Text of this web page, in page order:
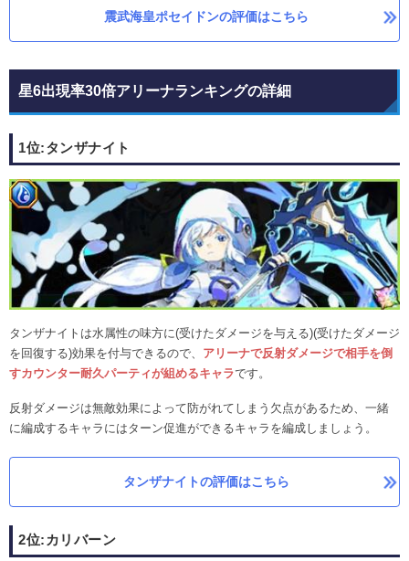
震武海皇ポセイドンの評価はこちら
星6出現率30倍アリーナランキングの詳細
1位:タンザナイト
タンザナイトは水属性の味方に(受けたダメージを与える)(受けたダメージ
を回復する)効果を付与できるので、 アリーナで反射ダメージで相手を倒
すカウンター耐久パーティが組めるキャラです。
反射ダメージは無敵効果によって防がれてしまう欠点があるため、一緒
に編成するキャラにはターン促進ができるキャラを編成しましょう。
タンザナイトの評価はこちら
2位:カリバーン